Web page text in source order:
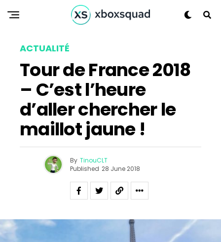
ACTUALITÉ
Tour de France 2018
– C’est l’heure
d’aller chercher le
maillot jaune !
By TinouCLT
Published 28 June 2018
Flipboard
Whatsapp
Email